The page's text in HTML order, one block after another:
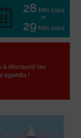
28 MAI 2022
29 MAI 2022
à découvrir les
agenda !